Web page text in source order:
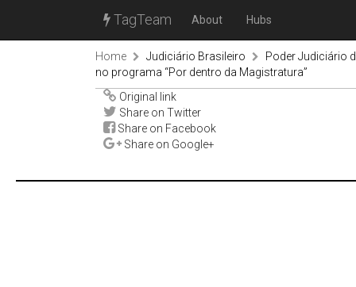
TagTeam About Hubs
Home Judiciário Brasileiro
Poder Judiciário
no programa “Por dentro da Magistratura”
Original link
Share on Twitter
Share on Facebook
Share on Google+